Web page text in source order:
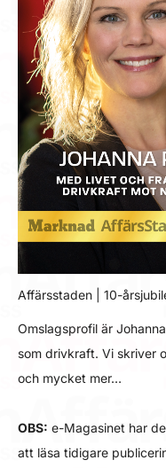
Affärsstaden | 10-
Omslagsprofil är
som drivkraft. Vi skriver
och mycket mer…
OBS: e-Magasinet har
att läsa tidigare